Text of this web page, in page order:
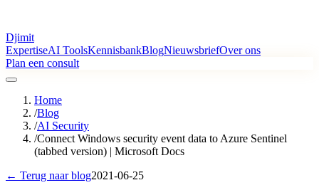
Djimit
ExpertiseAI ToolsKennisbankBlogNieuwsbriefOver ons
Plan een consult
Home
/Blog
/AI Security
/Connect Windows security event data to Azure Sentinel
(tabbed version) | Microsoft Docs
← Terug naar blog2021-06-25